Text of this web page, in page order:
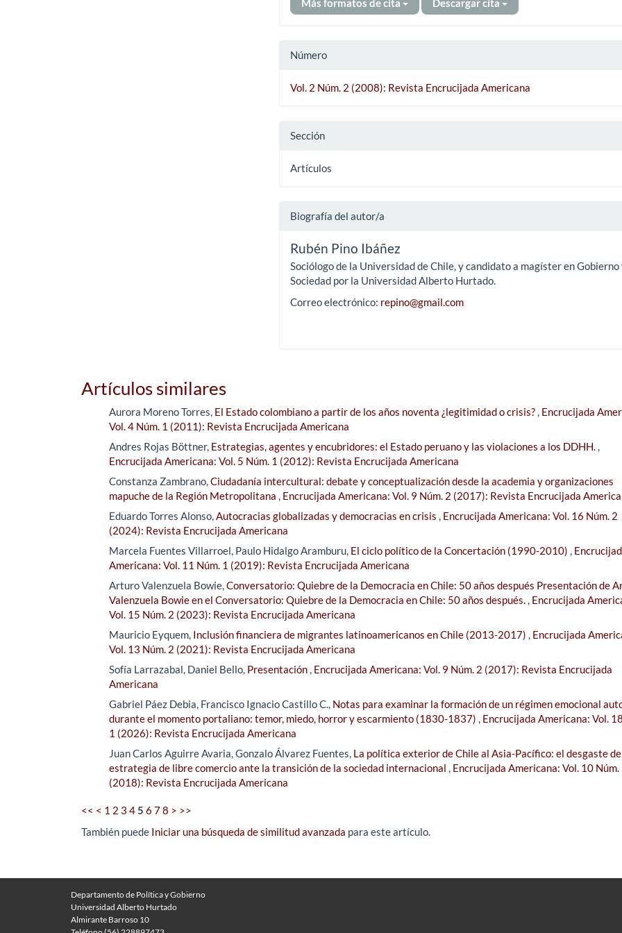
Número
Vol. 2 Núm. 2 (2008): Revista Encrucijada Americana
Sección
Artículos
Biografía del autor/a
Rubén Pino Ibáñez
Sociólogo de la Universidad de Chile, y candidato a magíster en Gobierno
Sociedad por la Universidad Alberto Hurtado.
Correo electrónico: repino@gmail.com
Artículos similares
Aurora Moreno Torres, El Estado colombiano a partir de los años noventa ¿legitimidad o crisis?, Encrucijada
Vol. 4 Núm. 1 (2011): Revista Encrucijada Americana
Andres Rojas Böttner, Estrategias, agentes y encubridores: el Estado peruano y las violaciones a los DDHH.,
Encrucijada Americana: Vol. 5 Núm. 1 (2012): Revista Encrucijada Americana
Constanza Zambrano,Ciudadanía intercultural: debate y conceptualización desde la academia y organizaciones
mapuche de la Región Metropolitana , Encrucijada Americana: Vol. 9 Núm. 2 (2017): Revista Encrucijada
Eduardo Torres Alonso,Autocracias globalizadas y democracias en crisis , Encrucijada Americana: Vol. 16 Núm. 2
(2024): Revista Encrucijada Americana
Marcela Fuentes Villarroel, Paulo Hidalgo Aramburu, El ciclo político de la Concertación (1990-2010) ,
Americana: Vol. 11 Núm. 1 (2019): Revista Encrucijada Americana
Arturo Valenzuela Bowie,Conversatorio: Quiebre de la Democracia en Chile: 50 años después Presentación de
Valenzuela Bowie en el Conversatorio: Quiebre de la Democracia en Chile: 50 años después., Encrucijada
Vol. 15 Núm. 2 (2023): Revista Encrucijada Americana
Mauricio Eyquem, Inclusión financiera de migrantes latinoamericanos en Chile (2013-2017) , Encrucijada
Vol. 13 Núm. 2 (2021): Revista Encrucijada Americana
Sofía Larrazabal, Daniel Bello, Presentación, Encrucijada Americana: Vol. 9 Núm. 2 (2017): Revista Encrucijada
Americana
Gabriel Páez Debia, Francisco Ignacio Castillo C., Notas para examinar la formación de un régimen emocional
durante el momento portaliano: temor, miedo, horror y escarmiento (1830-1837) , Encrucijada Americana: Vol.
1 (2026): Revista Encrucijada Americana
Juan Carlos Aguirre Avaria, Gonzalo Álvarez Fuentes, La política exterior de Chile al Asia-Pacífico: el desgaste
estrategia de libre comercio ante la transición de la sociedad internacional , Encrucijada Americana: Vol. 10 Núm.
(2018): Revista Encrucijada Americana
<< < 1 2 3 4 5 6 78 > >>
También puede Iniciar una búsqueda de similitud avanzada para este artículo.
Departamento de Política y Gobierno
Universidad Alberto Hurtado
Almirante Barroso 10